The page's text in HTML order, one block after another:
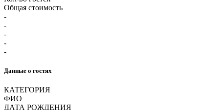
Общая стоимость
-
-
-
-
-
Данные о гостях
КАТЕГОРИЯ
ФИО
ДАТА РОЖДЕНИЯ